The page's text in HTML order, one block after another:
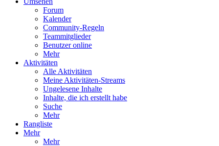
Forum
Kalender
Community-Regeln
Teammitglieder
Benutzer online
Mehr
Aktivitäten
Alle Aktivitäten
Meine Aktivitäten-Streams
Ungelesene Inhalte
Inhalte, die ich erstellt habe
Suche
Mehr
Rangliste
Mehr
Mehr